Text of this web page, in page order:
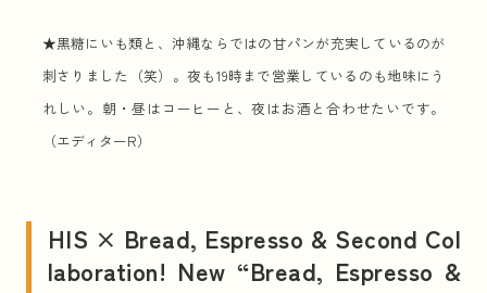
★黒糖にいも類と、沖縄ならではの甘パンが充実しているのが
刺さりました（笑）。夜も19時まで営業しているのも地味にう
れしい。朝・昼はコーヒーと、夜はお酒と合わせたいです。
（エディターR）
HIS × Bread, Espresso & Second Col
laboration! New “Bread, Espresso &